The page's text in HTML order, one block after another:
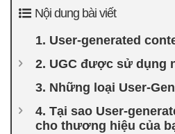
Nội dung bài viết
1. User-generated
2. UGC được sử dụng
3. Những loại User-
4. Tại sao User-
cho thương hiệu của